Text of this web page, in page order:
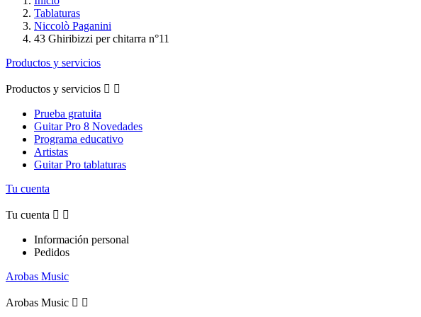
Tablaturas
Niccolò Paganini
43 Ghiribizzi per chitarra n°11
Productos y servicios
Productos y servicios  
Prueba gratuita
Guitar Pro 8 Novedades
Programa educativo
Artistas
Guitar Pro tablaturas
Tu cuenta
Tu cuenta  
Información personal
Pedidos
Arobas Music
Arobas Music  